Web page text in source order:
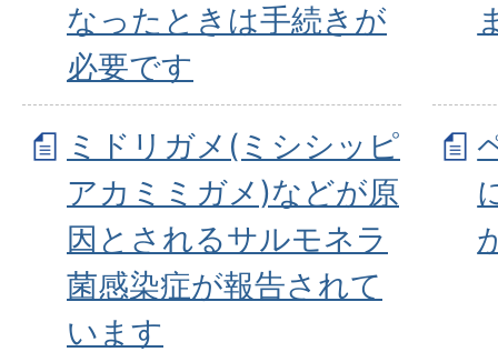
なったときは手続きが
必要です
ミドリガメ(ミシシッピ
アカミミガメ)などが原
因とされるサルモネラ
菌感染症が報告されて
います